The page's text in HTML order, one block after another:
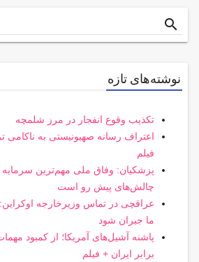
Search
for
search
نوشته‌های تازه
تکذیب وقوع انفجار در مرز شلمچه
اعتراف رسانه صهیونیستی به ناکامی
فیلم
پزشکیان: وفاق ملی مهم‌ترین سرمایه
چالش‌های پیش رو است
عراقچی در تماس وزیرخارجه اوکراین:
ما جبران شود
پاشنه آشیل‌های آمریکا؛ از کمبود
برابر ایران + فیلم